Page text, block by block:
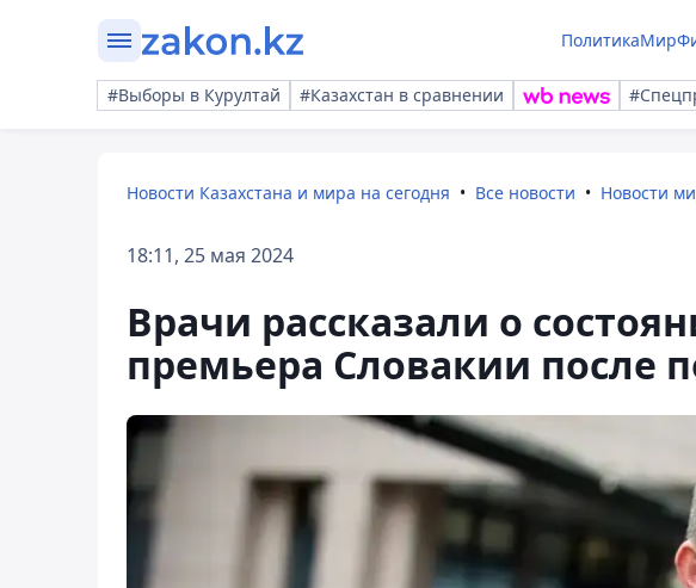
ПолитикаМир
#Выборы в Курултай #Казахстан в сравнении
Новости Казахстана и мира на сегодня Все новости Новости
18:11, 25 мая 2024
Врачи рассказали о
премьера Словакии после